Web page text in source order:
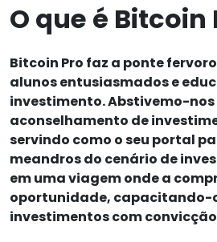
O que é Bitcoin
Bitcoin Pro faz a ponte
alunos entusiasmados e
investimento. Abstivemo-nos
aconselhamento de
servindo como o seu portal
meandros do cenário de
em uma viagem onde a
oportunidade, capacitando-
investimentos com